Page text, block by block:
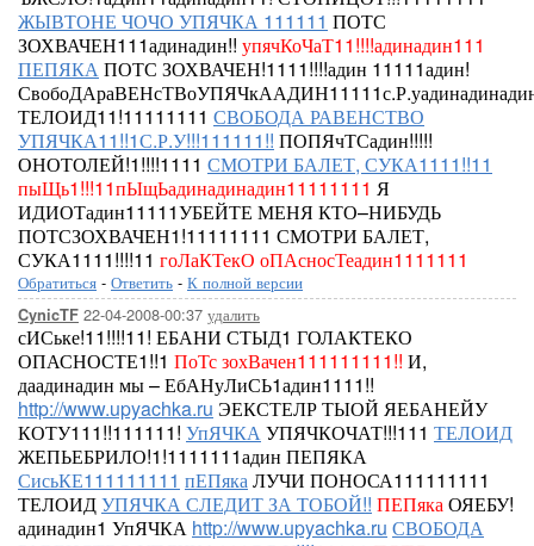
ЖЫВТОНЕ ЧОЧО УПЯЧКА 111111 ПОТС
ЗОХВАЧЕН111адинадин!! упячКоЧаТ11!!!!адинадин111
ПЕПЯКАПОТС ЗОХВАЧЕН!1111!!!!адин 11111адин!
ТЕЛОИД11!11111111 СВОБОДА РАВЕНСТВО
УПЯЧКА11!!1С.Р.У!!!111111!! ПОПЯчТСадин!!!!!
ОНОТОЛЕЙ!1!!!!1111 СМОТРИ БАЛЕТ, СУКА1111!!11
пыЩь1!!!11пЫщЬадинадинадин11111111 Я
ИДИОТадин11111УБЕЙТЕ МЕНЯ КТО–НИБУДЬ
ПОТСЗОХВАЧЕН1!11111111 СМОТРИ БАЛЕТ,
СУКА1111!!!!11 гоЛаКТекО оПАсносТеадин1111111
Обратиться - Ответить - К полной версии
CynicTF 22-04-2008-00:37 удалить
сИСьке!11!!!!11! ЕБАНИ СТЫД1 ГОЛАКТЕКО
ОПАСНОСТЕ1!!1 ПоТс зохВачен111111111!! И,
даадинадин мы – ЕбАНуЛиСЬ1адин1111!!
http://www.upyachka.ru ЭЕКСТЕЛР ТЫОЙ ЯЕБАНЕЙУ
КОТУ111!!111111! УпЯЧКАУПЯЧКОЧАТ!!!111 ТЕЛОИД
ЖЕПЬЕБРИЛО!1!1111111адин ПЕПЯКА
СисьКЕ111111111 пЕПякаЛУЧИ ПОНОСА111111111
ТЕЛОИДУПЯЧКА СЛЕДИТ ЗА ТОБОЙ!! ПЕПякаОЯЕБУ!
адинадин1 УпЯЧКА http://www.upyachka.ru СВОБОДА